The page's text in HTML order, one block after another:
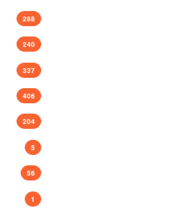
288
240
337
406
204
5
56
1